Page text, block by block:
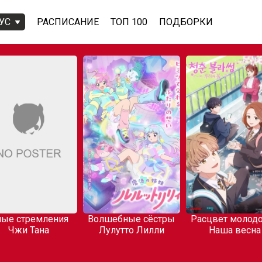
РАСПИСАНИЕ ТОП 100 ПОДБОРКИ
стремления
Чжи Тана
Волшебные сёстры
Лулутто Лилли
Расцвет
Наша весна